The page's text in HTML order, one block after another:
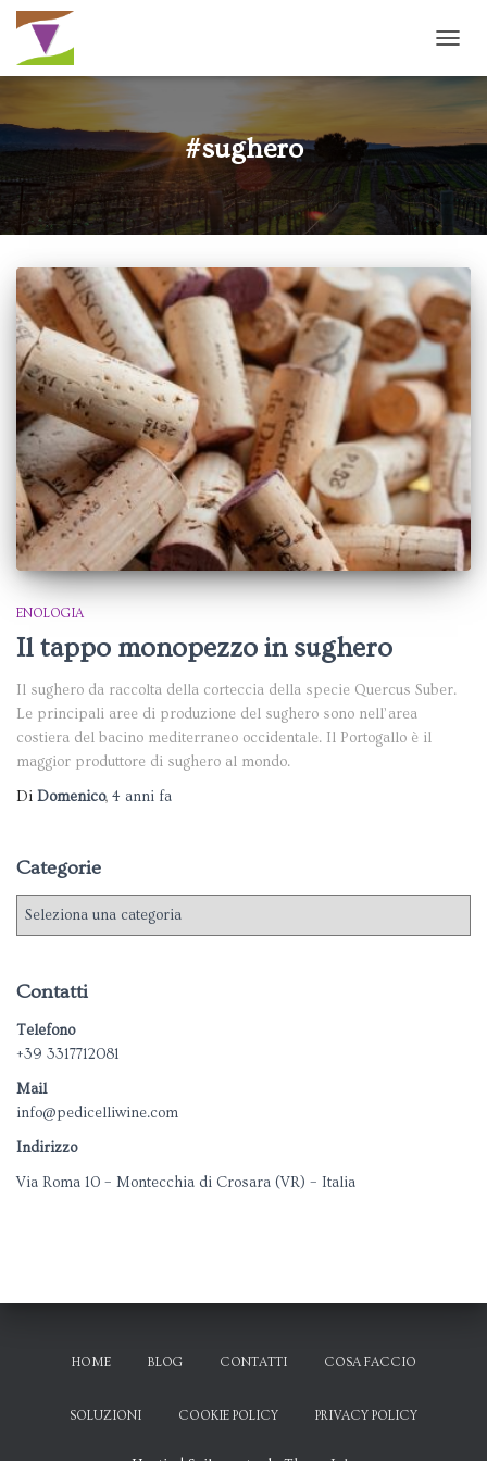
#sughero
ENOLOGIA
Il tappo monopezzo in sughero
Il sughero da raccolta della corteccia della specie Quercus Suber.
Le principali aree di produzione del sughero sono nell’area
costiera del bacino mediterraneo occidentale. Il Portogallo è il
maggior produttore di sughero al mondo.
Di Domenico, 4 anni fa
Categorie
g
o
r
e
Contatti
Telefono
+39 3317712081
Mail
info@pedicelliwine.com
Indirizzo
Via Roma 10 – Montecchia di Crosara (VR) – Italia
HOME BLOG CONTATTI COSA FACCIO
SOLUZIONI COOKIE POLICY PRIVACY POLICY